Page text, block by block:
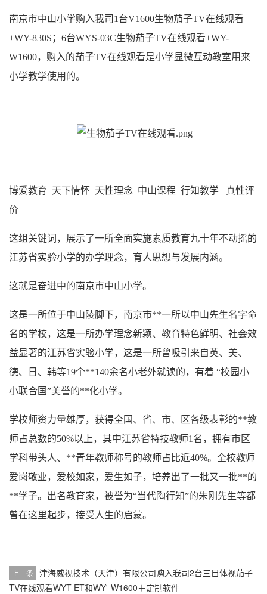
南京市中山小学购入我司1台V1600生物茄子TV在线观看
+WY-830S；6台WYS-03C生物茄子TV在线观看+WY-
W1600，购入的茄子TV在线观看是小学显微互动教室用来
小学教学使用的。
博爱教育 天下情怀 天性理念 中山课程 行知教学 真性评
价
这组关键词，展示了一所全面实施素质教育九十年不动摇的
江苏省实验小学的办学理念，育人思想与发展内涵。
这就是奋进中的南京市中山小学。
这是一所位于中山陵脚下，南京市**一所以中山先生名字命
名的学校，这是一所办学理念新颖、教育特色鲜明、社会效
益显著的江苏省实验小学，这是一所曾吸引来自英、美、
德、日、韩等19个**140余名小老外就读的，有着 “校园小
小联合国”美誉的**化小学。
学校师资力量雄厚，获得全国、省、市、区各级表彰的**教
师占总数的50%以上，其中江苏省特技教师1名，拥有市区
学科带头人、**青年教师称号的教师占比近40%。全校教师
爱岗敬业，爱校如家，爱生如子，培养出了一批又一批**的
**学子。出名教育家，被誉为“当代陶行知”的朱刚先生等都
曾在这里起步，接受人生的启蒙。
上一条
津海威视技术（天津）有限公司购入我司2台三目体视茄子
TV在线观看WYT-ET和WY'-W1600＋定制软件